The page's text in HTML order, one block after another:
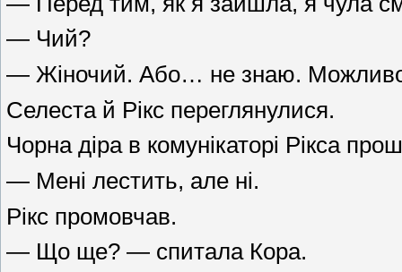
— Чий?
— Жіночий. Або… не знаю.
Селеста й Рікс переглянулися.
Чорна діра в комунікаторі Рікса
— Мені лестить, але ні.
Рікс промовчав.
— Що ще? — спитала Кора.